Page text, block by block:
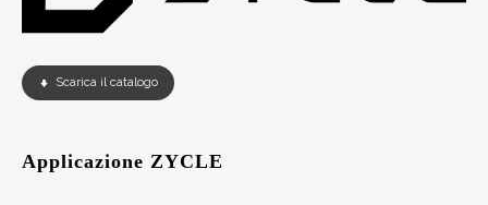
Scarica il catalogo
Applicazione ZYCLE